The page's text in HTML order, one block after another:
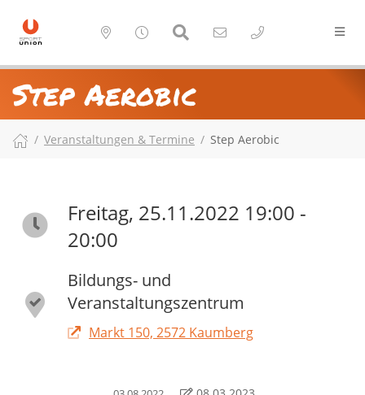
Step Aerobic
Veranstaltungen & Termine Step Aerobic
Freitag, 25.11.2022 19:00 -
20:00
Bildungs- und
Veranstaltungszentrum
Markt 150, 2572 Kaumberg